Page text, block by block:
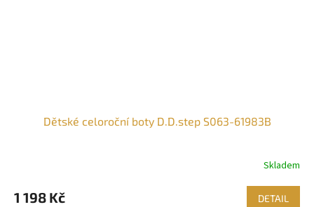
Dětské celoroční boty D.D.step S063-61983B
Skladem
1 198 Kč DETAIL